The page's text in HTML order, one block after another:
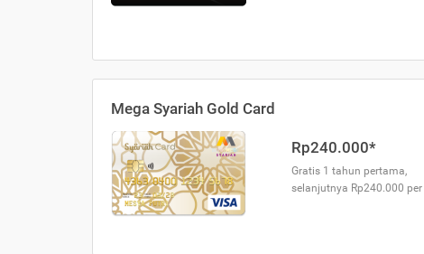
Mega Syariah Gold Card
Rp240.000*
Gratis 1 tahun pertama,
selanjutnya Rp240.000